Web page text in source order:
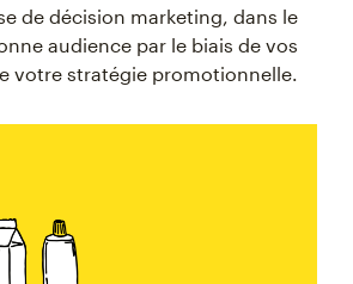
de décision marketing, dans le
audience par le biais de vos
votre stratégie promotionnelle.